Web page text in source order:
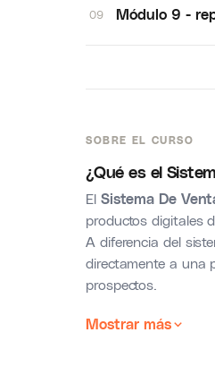
SOBRE EL CURSO
¿Qué es el
El Sistema De
productos digitales
A diferencia del
directamente a una
prospectos.
Mostrar más
09 Módulo 9 -